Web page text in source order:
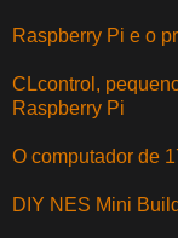
Raspberry Pi e o
CLcontrol,
Raspberry Pi
O computador de
DIY NES Mini